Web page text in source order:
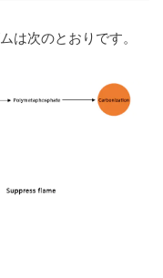
は次のとおりです。